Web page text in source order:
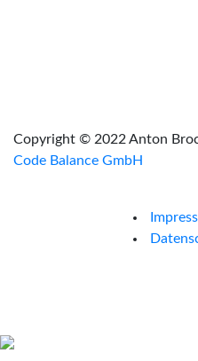
Copyright © 2022 Anton
Code Balance GmbH